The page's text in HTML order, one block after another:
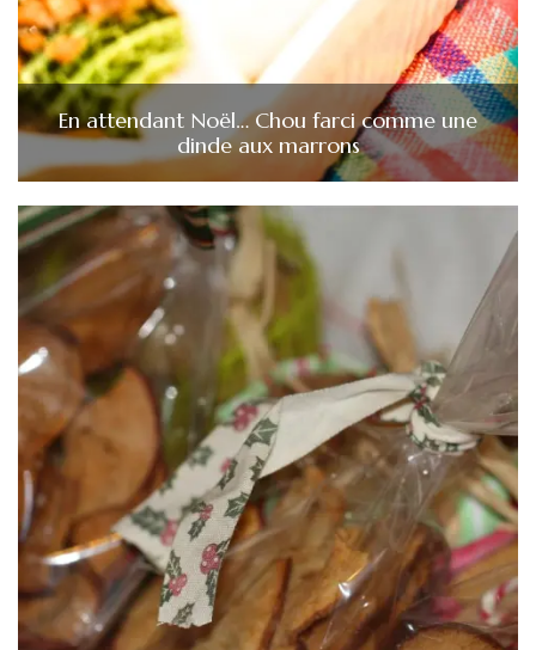
En attendant Noël… Chou farci comme une
dinde aux marrons